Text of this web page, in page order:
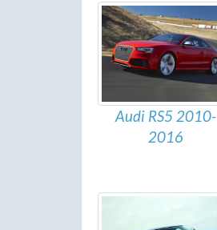
Audi RS5 2010-
2016